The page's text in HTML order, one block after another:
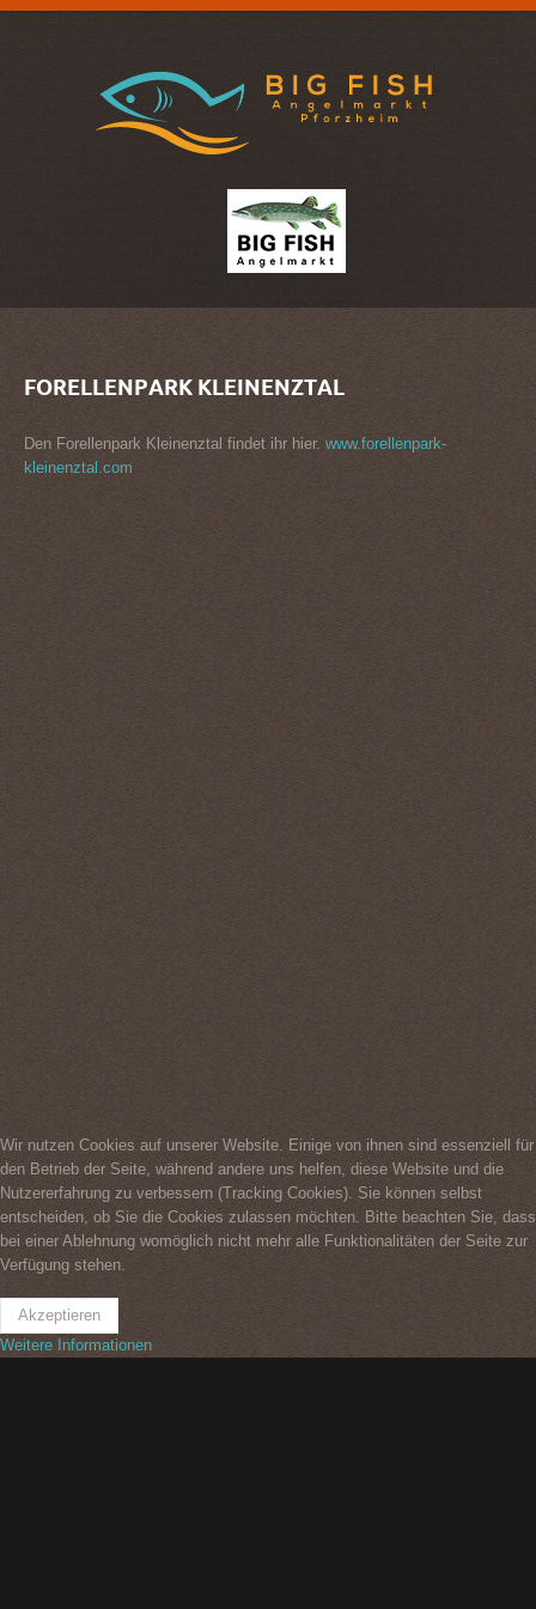
FORELLENPARK KLEINENZTAL
Den Forellenpark Kleinenztal findet ihr hier. www.forellenpark-
kleinenztal.com
Wir nutzen Cookies auf unserer Website. Einige von ihnen sind essenziell für
den Betrieb der Seite, während andere uns helfen, diese Website und die
Nutzererfahrung zu verbessern (Tracking Cookies). Sie können selbst
entscheiden, ob Sie die Cookies zulassen möchten. Bitte beachten Sie, dass
bei einer Ablehnung womöglich nicht mehr alle Funktionalitäten der Seite zur
Verfügung stehen.
Akzeptieren
Weitere Informationen